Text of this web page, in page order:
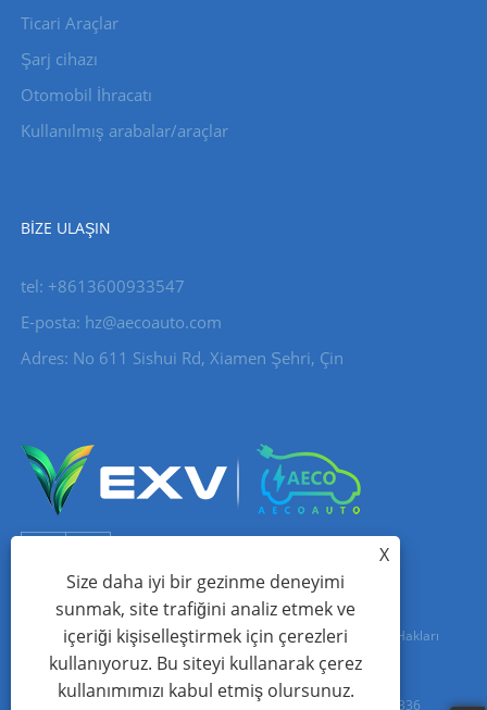
Ticari Araçlar
Şarj cihazı
Otomobil İhracatı
Kullanılmış arabalar/araçlar
BIZE ULAŞIN
tel: +8613600933547
E-posta: hz@aecoauto.com
Adres: No 611 Sishui Rd, Xiamen Şehri, Çin
Telif Hakkı © 2024 Xiamen Aecoauto Technology Co., Ltd. Tüm Hakları
Saklıdır.
TIANYU AĞI jack Lin:+86-15559188336
X
Size daha iyi bir gezinme deneyimi
sunmak, site trafiğini analiz etmek ve
içeriği kişiselleştirmek için çerezleri
kullanıyoruz. Bu siteyi kullanarak çerez
kullanımımızı kabul etmiş olursunuz.